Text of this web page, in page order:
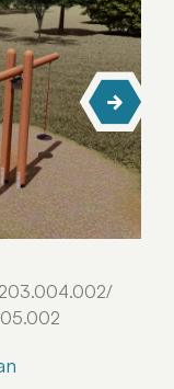
203.004.002/